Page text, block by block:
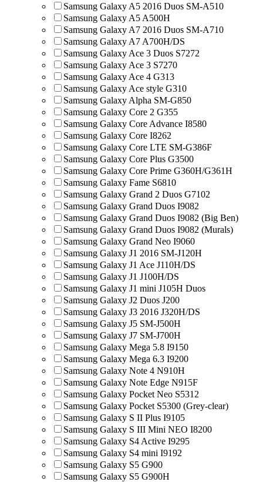
Samsung Galaxy A5 2016 Duos SM-A510
Samsung Galaxy A5 A500H
Samsung Galaxy A7 2016 Duos SM-A710
Samsung Galaxy A7 A700H/DS
Samsung Galaxy Ace 3 Duos S7272
Samsung Galaxy Ace 3 S7270
Samsung Galaxy Ace 4 G313
Samsung Galaxy Ace style G310
Samsung Galaxy Alpha SM-G850
Samsung Galaxy Core 2 G355
Samsung Galaxy Core Advance I8580
Samsung Galaxy Core I8262
Samsung Galaxy Core LTE SM-G386F
Samsung Galaxy Core Plus G3500
Samsung Galaxy Core Prime G360H/G361H
Samsung Galaxy Fame S6810
Samsung Galaxy Grand 2 Duos G7102
Samsung Galaxy Grand Duos I9082
Samsung Galaxy Grand Duos I9082 (Big Ben)
Samsung Galaxy Grand Duos I9082 (Murals)
Samsung Galaxy Grand Neo I9060
Samsung Galaxy J1 2016 SM-J120H
Samsung Galaxy J1 Ace J110H/DS
Samsung Galaxy J1 J100H/DS
Samsung Galaxy J1 mini J105H Duos
Samsung Galaxy J2 Duos J200
Samsung Galaxy J3 2016 J320H/DS
Samsung Galaxy J5 SM-J500H
Samsung Galaxy J7 SM-J700H
Samsung Galaxy Mega 5.8 I9150
Samsung Galaxy Mega 6.3 I9200
Samsung Galaxy Note 4 N910H
Samsung Galaxy Note Edge N915F
Samsung Galaxy Pocket Neo S5312
Samsung Galaxy Pocket S5300 (Grey-clear)
Samsung Galaxy S II Plus I9105
Samsung Galaxy S III Mini NEO I8200
Samsung Galaxy S4 Active I9295
Samsung Galaxy S4 mini I9192
Samsung Galaxy S5 G900
Samsung Galaxy S5 G900H